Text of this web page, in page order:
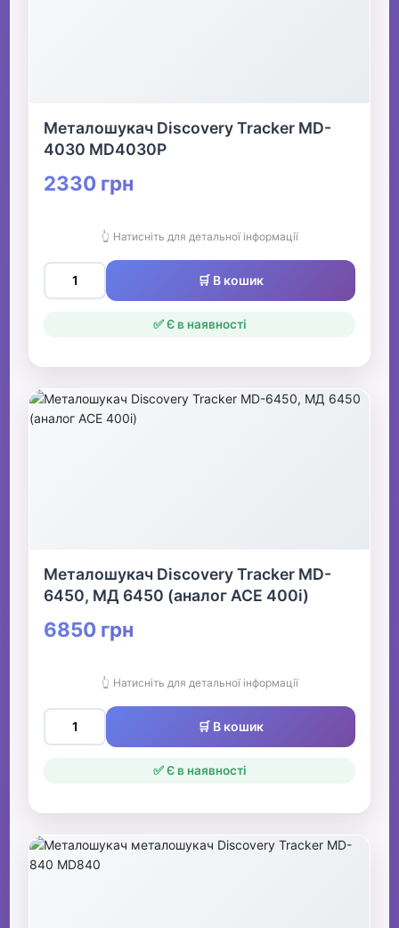
Металошукач Discovery Tracker MD-
4030 MD4030Р
2330 грн
👆 Натисніть для детальної інформації
🛒 В кошик
✅ Є в наявності
Металошукач Discovery Tracker MD-
6450, МД 6450 (аналог ACE 400i)
6850 грн
👆 Натисніть для детальної інформації
🛒 В кошик
✅ Є в наявності